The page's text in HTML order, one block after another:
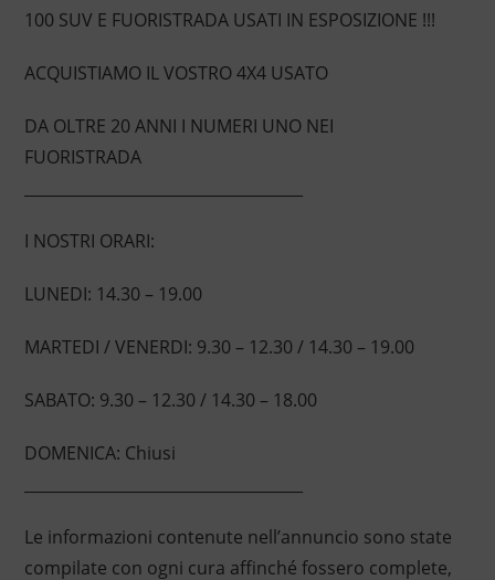
100 SUV E FUORISTRADA USATI IN ESPOSIZIONE !!!
ACQUISTIAMO IL VOSTRO 4X4 USATO
DA OLTRE 20 ANNI I NUMERI UNO NEI
FUORISTRADA
I NOSTRI ORARI:
LUNEDI: 14.30 – 19.00
MARTEDI / VENERDI: 9.30 – 12.30 / 14.30 – 19.00
SABATO: 9.30 – 12.30 / 14.30 – 18.00
DOMENICA: Chiusi
Le informazioni contenute nell’annuncio sono state
compilate con ogni cura affinché fossero complete,